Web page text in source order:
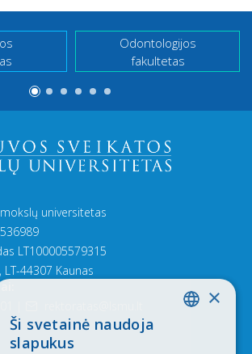
Odontologijos
fakultetas
universitetas
LT100005579315
LT-44307 Kaunas
×
Ši svetainė naudoja
slapukus